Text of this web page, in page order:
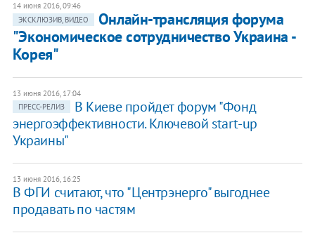
14 июня 2016, 09:46
ЭКСКЛЮЗИВ, ВИДЕО
Онлайн-трансляция форума
"Экономическое сотрудничество Украина -
Корея"
13 июня 2016, 17:04
ПРЕСС-РЕЛИЗ
В Киеве пройдет форум "Фонд
энергоэффективности. Ключевой start-up
Украины"
13 июня 2016, 16:25
В ФГИ считают, что "Центрэнерго" выгоднее
продавать по частям